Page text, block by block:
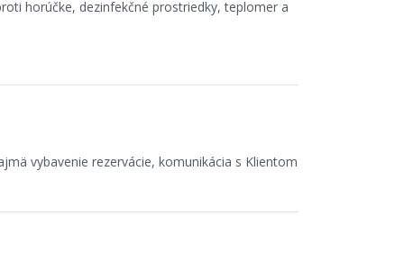
horúčke, dezinfekčné prostriedky, teplomer a
vybavenie rezervácie, komunikácia s Klientom